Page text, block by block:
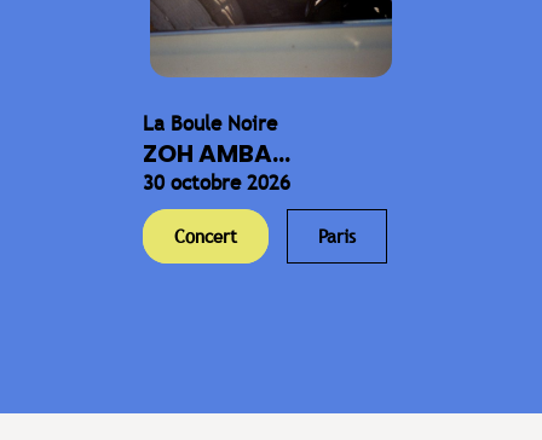
La Boule Noire
ZOH AMBA...
30 octobre 2026
Concert Paris